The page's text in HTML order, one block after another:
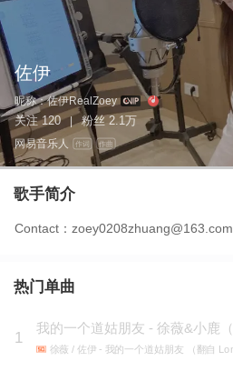
佐伊
昵称：佐伊RealZoey
关注 120 粉丝 2.1万
网易音乐人 作词 作曲
歌手简介
Contact：zoey0208zhuang@163.com
热门单曲
1
徐薇 / 佐伊 - 我的一个道姑朋友 （翻自